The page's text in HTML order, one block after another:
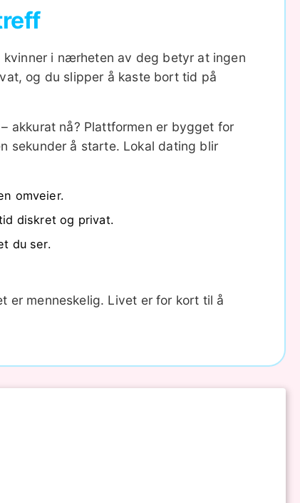
kvinner i nærheten av deg betyr at ingen
og du slipper å kaste bort tid på
akkurat nå? Plattformen er bygget for
sekunder å starte. Lokal dating blir
omveier.
diskret og privat.
du ser.
er menneskelig. Livet er for kort til å